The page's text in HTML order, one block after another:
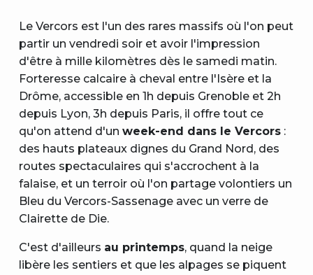
Le Vercors est l'un des rares massifs où l'on peut
partir un vendredi soir et avoir l'impression
d'être à mille kilomètres dès le samedi matin.
Forteresse calcaire à cheval entre l'Isère et la
Drôme, accessible en 1h depuis Grenoble et 2h
depuis Lyon, 3h depuis Paris, il offre tout ce
qu'on attend d'un week-end dans le Vercors :
des hauts plateaux dignes du Grand Nord, des
routes spectaculaires qui s'accrochent à la
falaise, et un terroir où l'on partage volontiers un
Bleu du Vercors-Sassenage avec un verre de
Clairette de Die.
C'est d'ailleurs au printemps, quand la neige
libère les sentiers et que les alpages se piquent